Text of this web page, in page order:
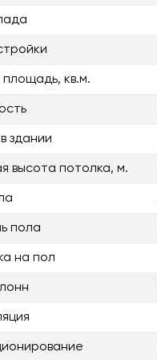
кв.м.
здании
высота потолка, м.
пола
на пол